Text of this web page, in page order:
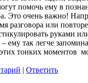
помочь ему в
Это очень важно!
разговора или
руками
– ему так легче
тонких моментов
Ответить